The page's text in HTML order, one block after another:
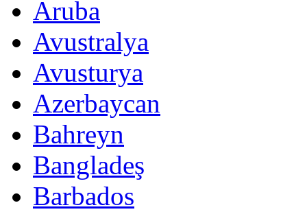
Aruba
Avustralya
Avusturya
Azerbaycan
Bahreyn
Bangladeş
Barbados